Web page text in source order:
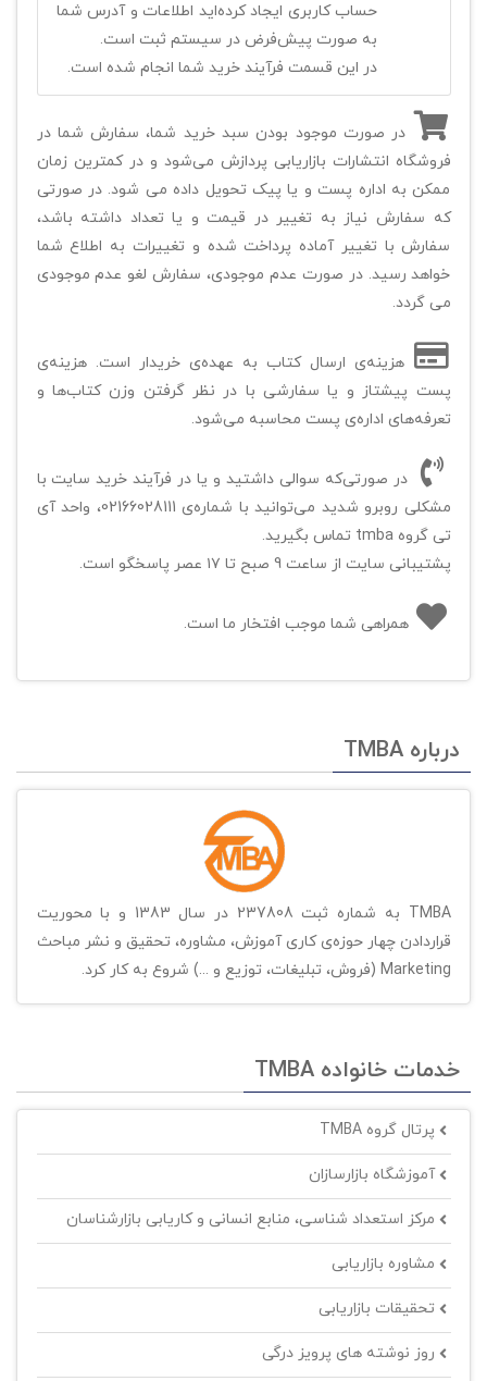
حساب کاربری ایجاد کرده‌اید اطلاعات و آدرس شما
به صورت پیش‌فرض در سیستم ثبت است.
در این قسمت فرآيند خرید شما انجام شده است.
در صورت موجود بودن سبد خرید شما، سفارش شما در
فروشگاه انتشارات بازاریابی پردازش می‌شود و در کمترین زمان
ممکن به اداره پست و یا پیک تحویل داده می شود. در صورتی
که سفارش نیاز به تغییر در قیمت و یا تعداد داشته باشد،
سفارش با تغییر آماده پرداخت شده و تغییرات به اطلاع شما
خواهد رسید. در صورت عدم موجودی، سفارش لغو عدم موجودی
می گردد.
هزینه‌ی ارسال کتاب به عهده‌ی خریدار است. هزینه‌ی
پست پیشتاز و یا سفارشی با در نظر گرفتن وزن کتاب‌ها و
تعرفه‌های اداره‌ی پست محاسبه می‌شود.
در صورتی‌که سوالی داشتید و یا در فرآيند خرید سایت با
مشکلی روبرو شدید می‌توانید با شماره‌ی 02166028111،‌ واحد آی
تی گروه tmba تماس بگیرید.
پشتیبانی سایت از ساعت 9 صبح تا ۱۷ عصر پاسخگو است.
همراهی شما موجب افتخار ما است.
درباره TMBA
TMBA به شماره ثبت 237808 در سال 1383 و با محوریت
قراردادن چهار حوزه‌ی کاری آموزش، مشاوره، تحقیق و نشر مباحث
Marketing (فروش، تبلیغات، توزیع و ...) شروع به کار کرد.
خدمات خانواده TMBA
پرتال گروه TMBA
آموزشگاه بازارسازان
مرکز استعداد شناسی، منابع انسانی و کاریابی بازارشناسان
مشاوره بازاریابی
تحقیقات بازاریابی
روز نوشته های پرویز درگی